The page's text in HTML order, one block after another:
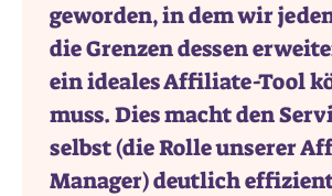
geworden, in dem wir
die Grenzen dessen
ein ideales Affiliate-Tool
muss. Dies macht den
selbst (die Rolle unserer
Manager) deutlich